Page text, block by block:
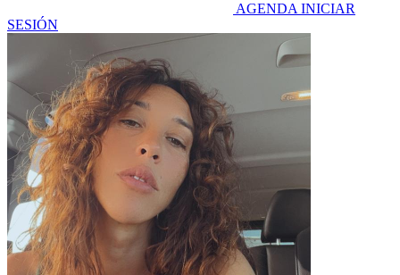
AGENDA INICIAR
SESIÓN